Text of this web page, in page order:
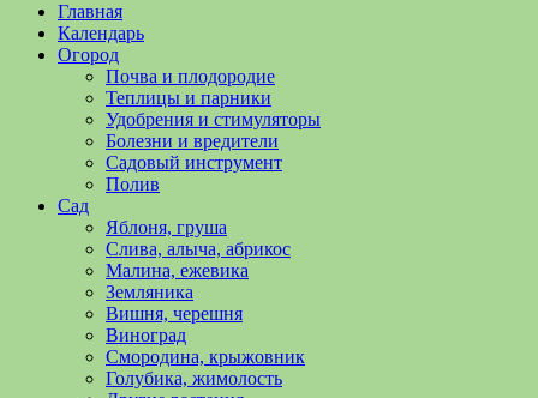
Садоводство
Огородничество
Садоводство
огородничество
полезные
уходу
овощами,
растениями
Поможем
обустройстве
Главная
Календарь
Огород
Почва и плодородие
Теплицы и парники
Удобрения и стимуляторы
Болезни и вредители
Садовый инструмент
Полив
Сад
Яблоня, груша
Слива, алыча, абрикос
Малина, ежевика
Земляника
Вишня, черешня
Виноград
Смородина, крыжовник
Голубика, жимолость